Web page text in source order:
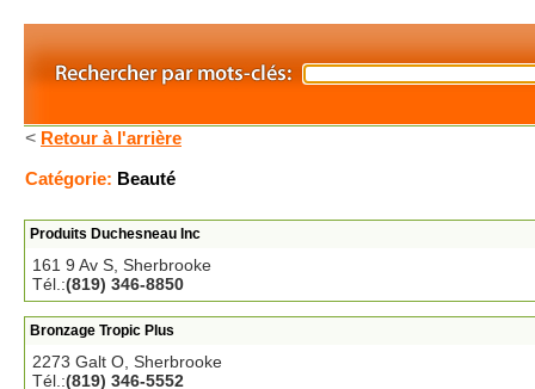
< Retour à l'arrière
Catégorie: Beauté
Produits Duchesneau Inc
161 9 Av S, Sherbrooke
Tél.:(819) 346-8850
Bronzage Tropic Plus
2273 Galt O, Sherbrooke
Tél.:(819) 346-5552